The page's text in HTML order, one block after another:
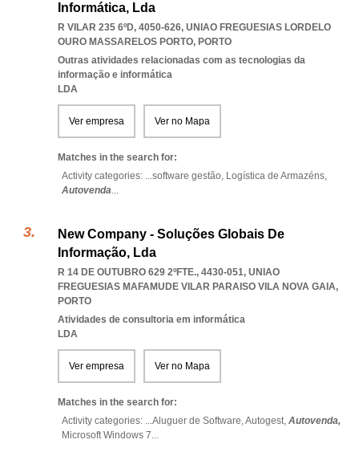
Informática, Lda
R VILAR 235 6ºD, 4050-626, UNIAO FREGUESIAS LORDELO
OURO MASSARELOS PORTO, PORTO
Outras atividades relacionadas com as tecnologias da
informação e informática
LDA
Ver empresa Ver no Mapa
Matches in the search for:
Activity categories: ...software gestão, Logística de Armazéns,
Autovenda...
New Company - Soluções Globais De
Informação, Lda
R 14 DE OUTUBRO 629 2ºFTE., 4430-051, UNIAO
FREGUESIAS MAFAMUDE VILAR PARAISO VILA NOVA GAIA,
PORTO
Atividades de consultoria em informática
LDA
Ver empresa Ver no Mapa
Matches in the search for:
Activity categories: ...Aluguer de Software,Autogest, Autovenda,
Microsoft Windows 7...